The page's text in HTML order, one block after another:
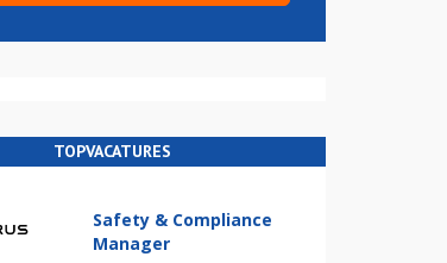
TOPVACATURES
Safety & Compliance
Manager